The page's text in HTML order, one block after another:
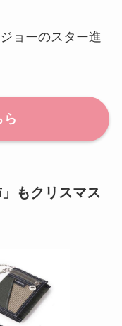
ョーのスター進
もクリスマス